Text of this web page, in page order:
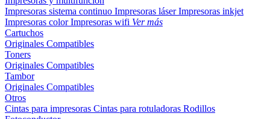
Impresoras sistema continuo Impresoras láserImpresoras inkjet
Impresoras colorImpresoras wifi Ver más
Cartuchos
Originales Compatibles
Toners
Originales Compatibles
Tambor
Originales Compatibles
Otros
Cintas para impresoras Cintas para rotuladoras Rodillos